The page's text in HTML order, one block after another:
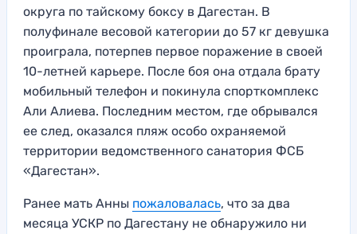
округа по тайскому боксу в Дагестан. В
полуфинале весовой категории до 57 кг девушка
проиграла, потерпев первое поражение в своей
10-летней карьере. После боя она отдала брату
мобильный телефон и покинула спорткомплекс
Али Алиева. Последним местом, где обрывался
ее след, оказался пляж особо охраняемой
территории ведомственного санатория ФСБ
«Дагестан».
Ранее мать Анны пожаловалась, что за два
месяца УСКР по Дагестану не обнаружило ни